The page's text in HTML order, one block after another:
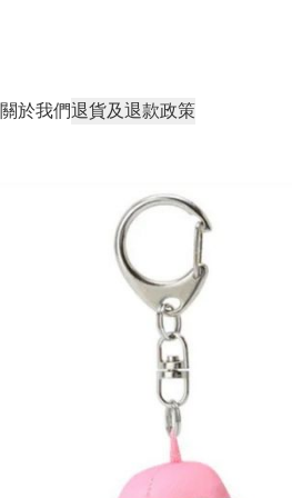
關於我們退貨及退款政策